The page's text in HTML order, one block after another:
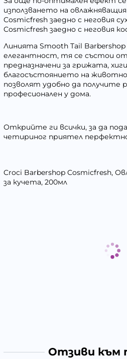
използването на
Cosmicfresh заедно с неговия
Cosmicfresh заедно с неговия
Линията Smooth Tail
елегантност, тя се състои
предназначени за грижата,
благосъстоянието на
позволят удобно да получите
професионален у дома.
Открийте ги всички, за да
четириног приятел
Croci Barbershop Cosmicfresh,
за кучета, 200мл
Отзиви към